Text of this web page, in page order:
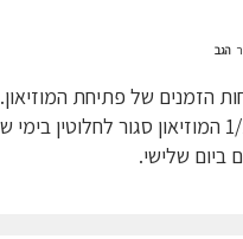
הגב
הזמנים של פתיחת המוזיאון.
ביום שלישי.